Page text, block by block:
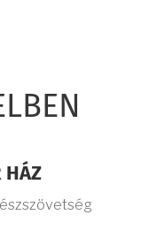
HÁZ